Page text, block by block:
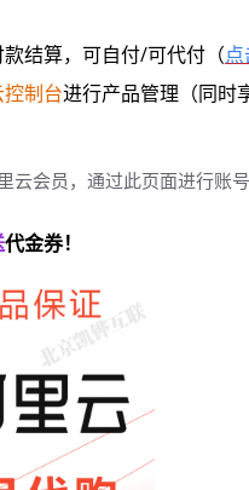
款结算，可自付/可代付（
制台进行产品管理（同时
云会员，通过此页面进行账
代金券！